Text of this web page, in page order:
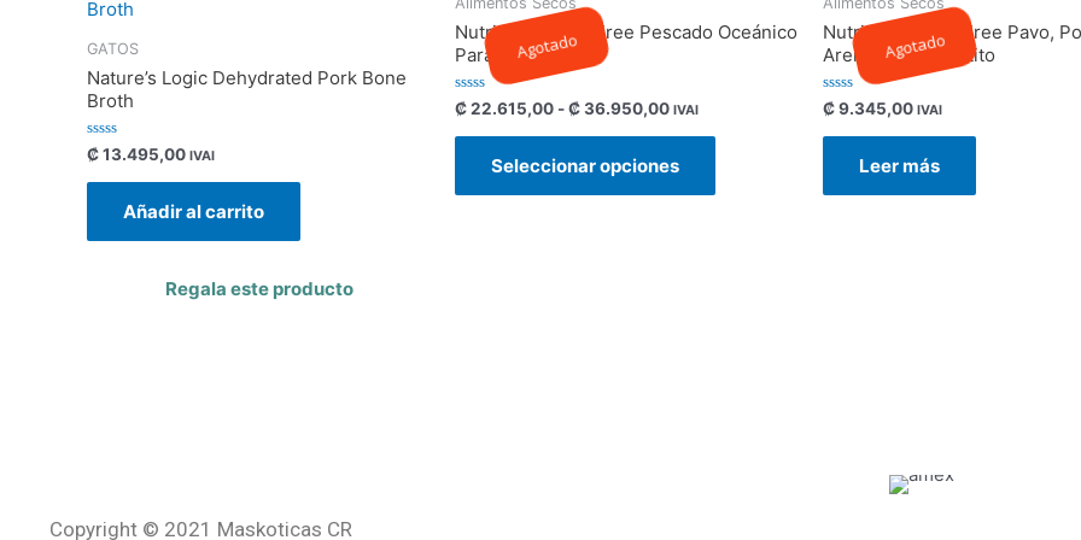
GATOS
Nature’s Logic Dehydrated Pork Bone
Broth
Valorado
con
0
₡13.495,00 IVAI
Añadir al carrito
Regala este producto
Agotado
Nutrience Grain Free Pescado Oceánico
Para Gatos
Valorado
con
0
₡22.615,00 -₡36.950,00 IVAI
Seleccionar opciones
Agotado
Nutrience Grain Free Pavo,
Arenque Para Gatito
Valorado
con
0
₡9.345,00 IVAI
Leer más
Copyright © 2021 Maskoticas CR